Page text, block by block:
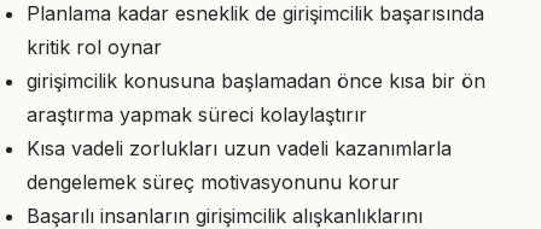
Planlama kadar esneklik de girişimcilik başarısında
kritik rol oynar
girişimcilik konusuna başlamadan önce kısa bir ön
araştırma yapmak süreci kolaylaştırır
Kısa vadeli zorlukları uzun vadeli kazanımlarla
dengelemek süreç motivasyonunu korur
Başarılı insanların girişimcilik alışkanlıklarını